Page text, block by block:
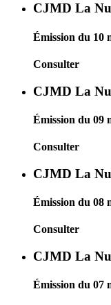
CJMD La
Émission du 10
Consulter
CJMD La
Émission du 09
Consulter
CJMD La
Émission du 08
Consulter
CJMD La
Émission du 07